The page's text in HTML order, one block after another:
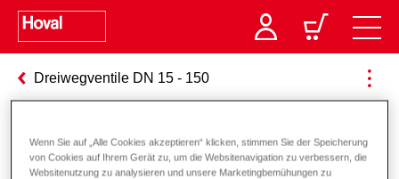
Dreiwegventile DN 15 - 150
Verantwortung für Energie und
Wenn Sie auf „Alle Cookies akzeptieren“ klicken, stimmen Sie der Speicherung
von Cookies auf Ihrem Gerät zu, um die Websitenavigation zu verbessern, die
Websitenutzung zu analysieren und unsere Marketingbemühungen zu